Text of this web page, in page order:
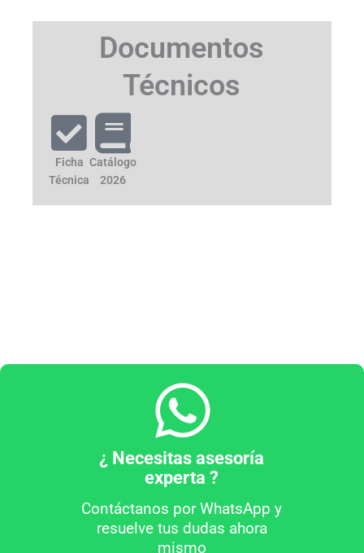
Documentos
Técnicos
Ficha
Técnica
Catálogo
2026
¿ Necesitas asesoría
experta ?
Contáctanos por WhatsApp y
resuelve tus dudas ahora
mismo